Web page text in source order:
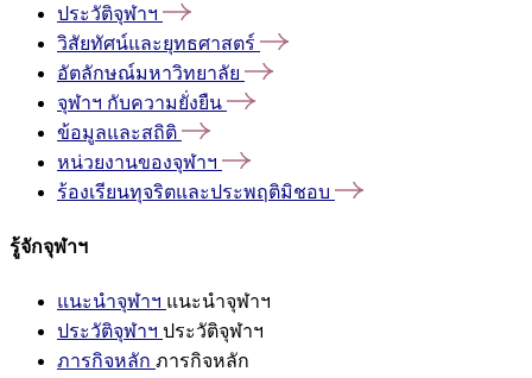
ประวัติจุฬาฯ
วิสัยทัศน์และยุทธศาสตร์
อัตลักษณ์มหาวิทยาลัย
จุฬาฯ กับความยั่งยืน
ข้อมูลและสถิติ
หน่วยงานของจุฬาฯ
ร้องเรียนทุจริตและประพฤติมิชอบ
รู้จักจุฬาฯ
แนะนำจุฬาฯ แนะนำจุฬาฯ
ประวัติจุฬาฯ ประวัติจุฬาฯ
ภารกิจหลัก ภารกิจหลัก